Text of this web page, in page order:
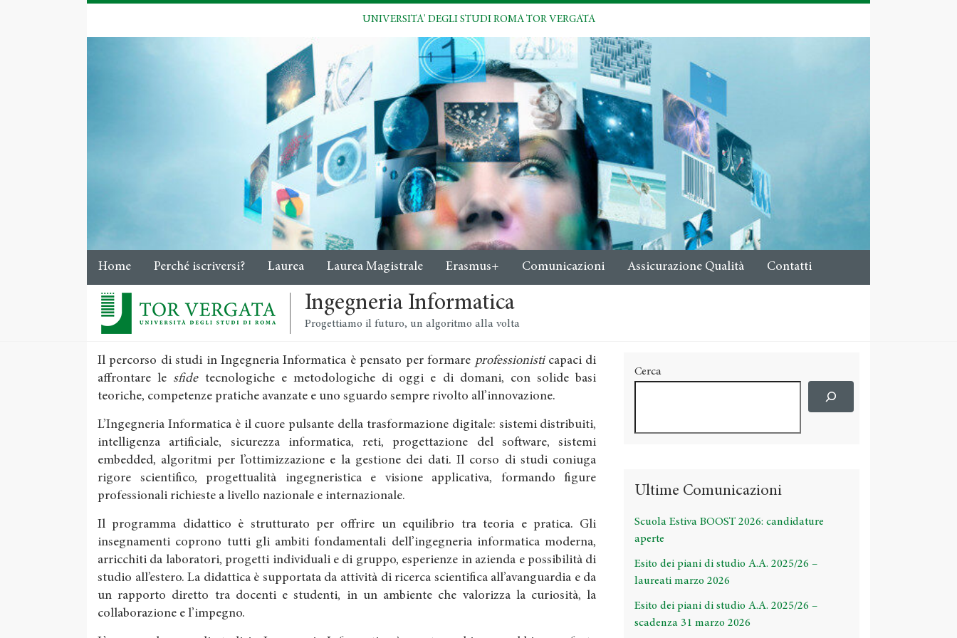
UNIVERSITA' DEGLI STUDI ROMA TOR VERGATA
Home Perché iscriversi? Laurea Laurea Magistrale Erasmus+ Comunicazioni Assicurazione Qualità Contatti
Ingegneria Informatica
Progettiamo il futuro, un algoritmo alla volta
Il percorso di studi in Ingegneria Informatica è pensato per formare professionisticapaci di
affrontare le sfidetecnologiche e metodologiche di oggi e di domani, con solide basi
teoriche, competenze pratiche avanzate e uno sguardo sempre rivolto all’innovazione.
L’Ingegneria Informatica è il cuore pulsante della trasformazione digitale: sistemi distribuiti,
intelligenza artificiale, sicurezza informatica, reti, progettazione del software, sistemi
embedded, algoritmi per l’ottimizzazione e la gestione dei dati. Il corso di studi coniuga
rigore scientifico, progettualità ingegneristica e visione applicativa, formando figure
professionali richieste a livello nazionale e internazionale.
Il programma didattico è strutturato per offrire un equilibrio tra teoria e pratica. Gli
insegnamenti coprono tutti gli ambiti fondamentali dell’ingegneria informatica moderna,
arricchiti da laboratori, progetti individuali e di gruppo, esperienze in azienda e possibilità di
studio all’estero. La didattica è supportata da attività di ricerca scientifica all’avanguardia e da
un rapporto diretto tra docenti e studenti, in un ambiente che valorizza la curiosità, la
collaborazione e l’impegno.
Cerca
Ultime Comunicazioni
Scuola Estiva BOOST 2026: candidature
aperte
Esito dei piani di studio A.A. 2025/26 –
laureati marzo 2026
Esito dei piani di studio A.A. 2025/26 –
scadenza 31 marzo 2026